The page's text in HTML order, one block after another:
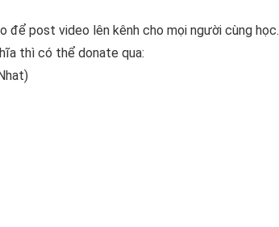
để post video lên kênh cho mọi người cùng học.
thì có thể donate qua: